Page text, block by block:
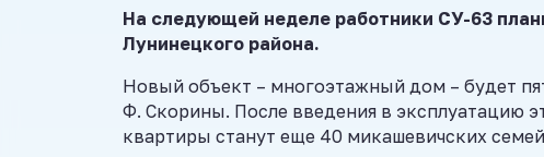
На следующей неделе работники СУ-63
Лунинецкого района.
Новый объект – многоэтажный дом – будет
Ф. Скорины. После введения в эксплуатацию
квартиры станут еще 40 микашевичских